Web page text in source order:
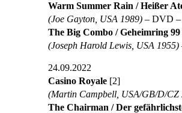
Warm Summer Rain / Heißer
(Joe Gayton, USA 1989) – DVD –
The Big Combo / Geheimring 99
(Joseph Harold Lewis, USA 1955)
24.09.2022
Casino Royale [2]
(Martin Campbell, USA/GB/D/CZ
The Chairman / Der